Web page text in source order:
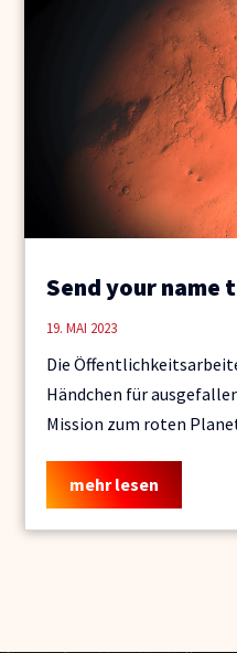
Send your name
19. MAI 2023
Die
Händchen für
Mission zum roten
mehr lesen